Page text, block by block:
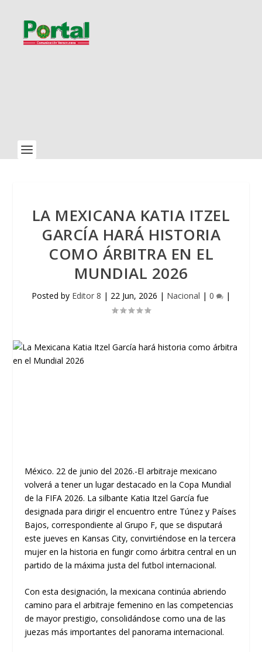
LA MEXICANA KATIA ITZEL
GARCÍA HARÁ HISTORIA
COMO ÁRBITRA EN EL
MUNDIAL 2026
Posted by Editor 8 | 22 Jun, 2026 | Nacional | 0 |
México. 22 de junio del 2026.-El arbitraje mexicano
volverá a tener un lugar destacado en la Copa Mundial
de la FIFA 2026. La silbante Katia Itzel García fue
designada para dirigir el encuentro entre Túnez y Países
Bajos, correspondiente al Grupo F, que se disputará
este jueves en Kansas City, convirtiéndose en la tercera
mujer en la historia en fungir como árbitra central en un
partido de la máxima justa del futbol internacional.
Con esta designación, la mexicana continúa abriendo
camino para el arbitraje femenino en las competencias
de mayor prestigio, consolidándose como una de las
juezas más importantes del panorama internacional.